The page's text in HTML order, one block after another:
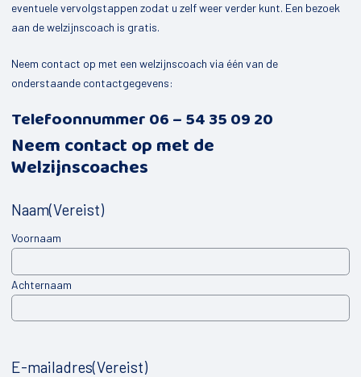
eventuele vervolgstappen zodat u zelf weer verder kunt. Een bezoek
aan de welzijnscoach is gratis.
Neem contact op met een welzijnscoach via één van de
onderstaande contactgegevens:
Telefoonnummer 06 – 54 35 09 20
Neem contact op met de
Welzijnscoaches
Naam(Vereist)
Voornaam
Achternaam
E-mailadres(Vereist)